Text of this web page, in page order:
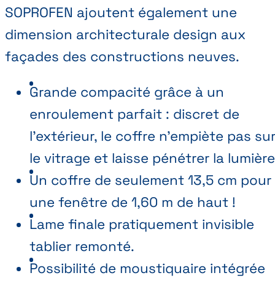
SOPROFEN ajoutent également une
dimension architecturale design aux
façades des constructions neuves.
Grande compacité grâce à un
enroulement parfait : discret de
l'extérieur, le coffre n'empiète pas sur
le vitrage et laisse pénétrer la
Un coffre de seulement 13,5 cm pour
une fenêtre de 1,60 m de haut !
Lame finale pratiquement invisible
tablier remonté.
Possibilité de moustiquaire intégrée